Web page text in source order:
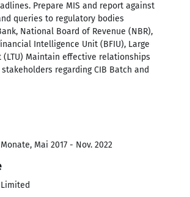
Prepare MIS and report against
queries to regulatory bodies
National Board of Revenue (NBR),
Intelligence Unit (BFIU), Large
(LTU) Maintain effective relationships
regarding CIB Batch and
Mai 2017 - Nov. 2022
Limited